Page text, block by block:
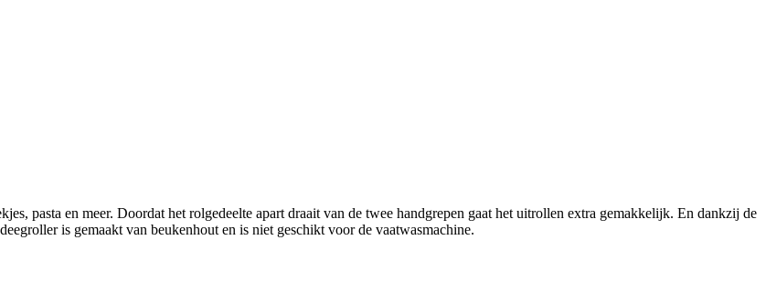
pasta en meer. Doordat het rolgedeelte apart draait van de twee handgrepen gaat het uitrollen extra gemakkelijk. En dankzij de
is gemaakt van beukenhout en is niet geschikt voor de vaatwasmachine.